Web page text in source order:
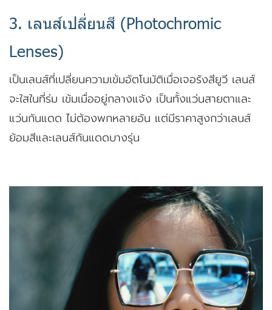
3. เลนส์เปลี่ยนสี (Photochromic
Lenses)
เป็นเลนส์ที่เปลี่ยนความเข้มอัตโนมัติเมื่อเจอรังสียูวี เลนส์
จะใสในที่ร่ม เข้มเมื่ออยู่กลางแจ้ง เป็นทั้งแว่นสายตาและ
แว่นกันแดด ไม่ต้องพกหลายอัน แต่มีราคาสูงกว่าเลนส์
ย้อมสีและเลนส์กันแดดบางรุ่น